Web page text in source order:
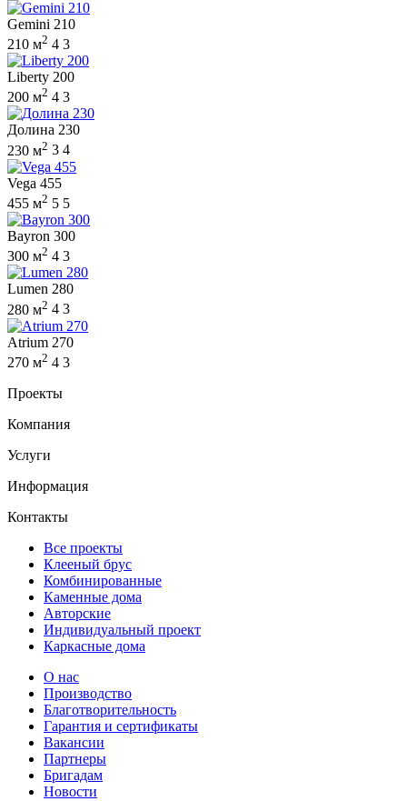
Gemini 210
210 м2 4 3
Liberty 200
200 м2 4 3
Долина 230
230 м2 3 4
Vega 455
455 м2 5 5
Bayron 300
300 м2 4 3
Lumen 280
280 м2 4 3
Atrium 270
270 м2 4 3
Проекты
Компания
Услуги
Информация
Контакты
Все проекты
Клееный брус
Комбинированные
Каменные дома
Авторские
Индивидуальный проект
Каркасные дома
О нас
Производство
Благотворительность
Гарантия и сертификаты
Вакансии
Партнеры
Бригадам
Новости